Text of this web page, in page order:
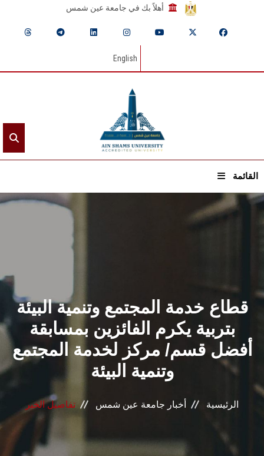
أهلاً بك في جامعة عين شمس
English
القائمة
القطاعـات
الشئون الأكاديمية
البحث العلمي
الرعاية الصحية
المراكز والوحدات
الأنظمة الذكية
قطاع خدمة المجتمع وتنمية البيئة
بتربية يكرم الفائزين بمسابقة
أفضل قسم/ مركز لخدمة المجتمع
وتنمية البيئة
الرئيسية أخبار جامعة عين شمس تفاصيل الخبر